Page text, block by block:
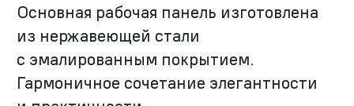
Основная рабочая панель изготовлена
из нержавеющей стали
с эмалированным покрытием.
Гармоничное сочетание элегантности